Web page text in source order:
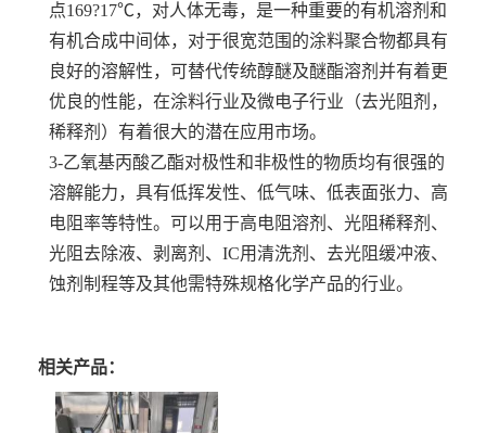
点169?17℃，对人体无毒，是一种重要的有机溶剂和
有机合成中间体，对于很宽范围的涂料聚合物都具有
良好的溶解性，可替代传统醇醚及醚酯溶剂并有着更
优良的性能，在涂料行业及微电子行业（去光阻剂，
稀释剂）有着很大的潜在应用市场。
3-乙氧基丙酸乙酯对极性和非极性的物质均有很强的
溶解能力，具有低挥发性、低气味、低表面张力、高
电阻率等特性。可以用于高电阻溶剂、光阻稀释剂、
光阻去除液、剥离剂、IC用清洗剂、去光阻缓冲液、
蚀剂制程等及其他需特殊规格化学产品的行业。
相关产品：